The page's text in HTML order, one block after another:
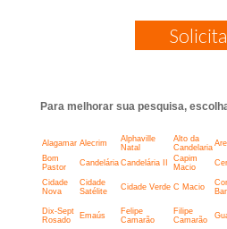
Para melhorar sua pesquisa,
Alagamar Alecrim
Alphaville
Natal
Alto da
Candelaria
Bom
Pastor
Candelária Candelária II
Capim
Macio
Cidade
Nova
Cidade
Satélite
Cidade Verde C Macio
Dix-Sept
Rosado
Emaús
Felipe
Camarão
Filipe
Camarão